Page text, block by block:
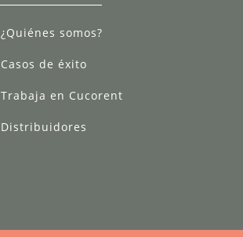
¿Quiénes somos?
Casos de éxito
Trabaja en Cucorent
Distribuidores